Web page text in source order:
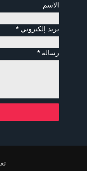
الاسم
بريد إلكتروني*
رسالة*